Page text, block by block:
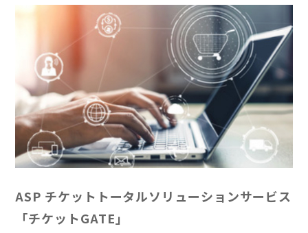
ASP チケットトータルソリューションサービス
「チケットGATE」